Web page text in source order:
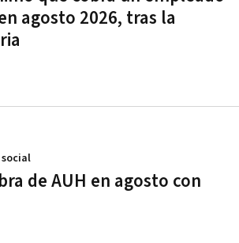
agosto 2026, tras la
de AUH en agosto con